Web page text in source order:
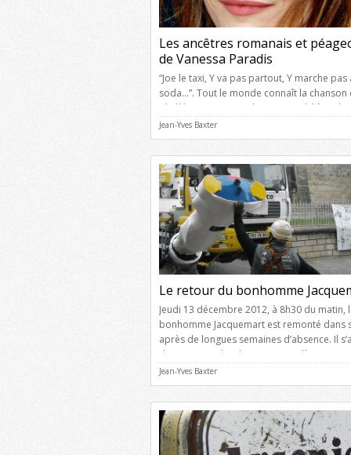
Les ancêtres romanais et
de Vanessa Paradis
“Joe le taxi, Y va pas partout, Y marche pas
soda…”. Tout le monde connaît la chanson
révélé Vanessa Paradis en 1987, à l’âge de
N° 1 du Top 50 pendant onze semaines et
international. En 1989, elle reçoit la
Musique de l’interprète féminine de
Jean-Yves Baxter
Le retour du bonhomme
Jeudi 13 décembre 2012, à 8h30 du matin,
bonhomme Jacquemart est remonté dans
après de longues semaines d’absence. Il
d’un nouveau bonhomme complètement
neuf car l’ancien était très endommagé
ans de bons et loyaux services sous le
pluie et la neige. Ci-dessous, de
photos […]
Jean-Yves Baxter